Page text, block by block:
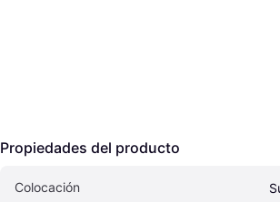
Propiedades del producto
Colocación